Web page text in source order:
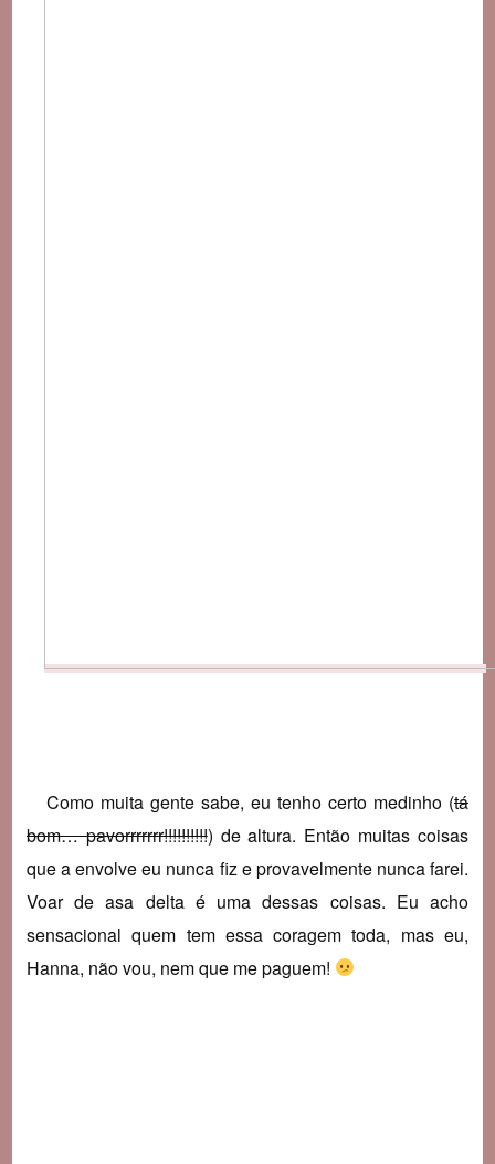
Como muita gente sabe, eu tenho certo medinho (tá
bom… pavorrrrrrr!!!!!!!!!!) de altura. Então muitas coisas
que a envolve eu nunca fiz e provavelmente nunca farei.
Voar de asa delta é uma dessas coisas. Eu acho
sensacional quem tem essa coragem toda, mas eu,
Hanna, não vou, nem que me paguem!